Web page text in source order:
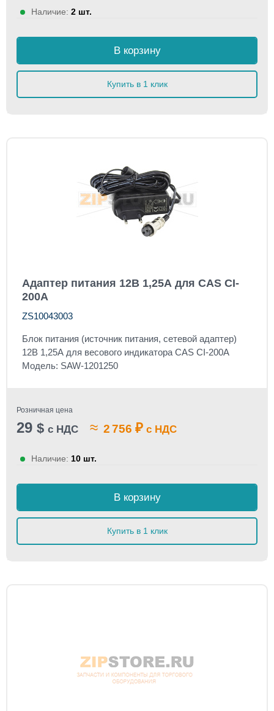
Наличие: 2 шт.
В корзину
Купить в 1 клик
Адаптер питания 12В 1,25А для CAS CI-
200A
ZS10043003
Блок питания (источник питания, сетевой адаптер)
12В 1,25А для весового индикатора CAS CI-200A
Модель: SAW-1201250
Розничная цена
29 $ с НДС ≈ 2 756 ₽ с НДС
Наличие: 10 шт.
В корзину
Купить в 1 клик